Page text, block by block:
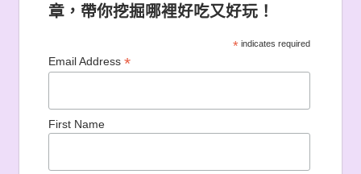
章，帶你挖掘哪裡好吃又好玩！
*indicates required
Email Address *
First Name